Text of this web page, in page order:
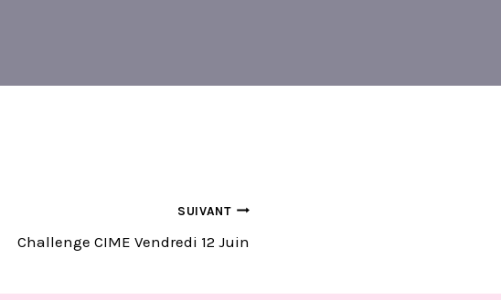
SUIVANT
Challenge CIME Vendredi 12 Juin